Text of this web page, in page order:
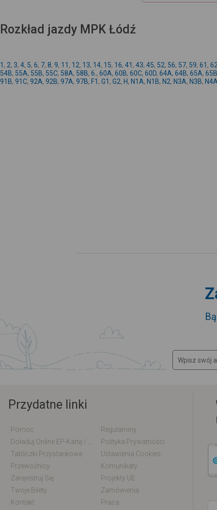
Rozkład jazdy MPK Łódź
1 , 2, 3, 4, 5, 6, 7, 8, 9, 11 , 12, 13, 14, 15, 16, 41 , 43, 45, 52, 56, 57, 59, 61 ,
54B, 55A, 55B, 55C, 58A, 58B, 6. , 60A, 60B, 60C, 60D, 64A, 64B, 65A, 65B
91B, 91C, 92A, 92B, 97A, 97B, F1 , G1 , G2, H, N1A, N1B, N2, N3A, N3B,
Przydatne linki
Pomoc
Regulaminy
Polityka Prywatności
Tabliczki Przystankowe
Ustawienia Cookies
Przewoźnicy
Komunikaty
Zarejestruj Się
Projekty UE
Twoje Bilety
Zamówienia
Kontakt
Praca